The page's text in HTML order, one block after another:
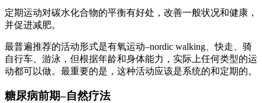
定期运动对碳水化合物的平衡有好处，改善一般状况和健康，
并促进减肥。
最普遍推荐的活动形式是有氧运动–nordic walking、快走、骑
自行车、游泳，但根据年龄和身体能力，实际上任何类型的运
动都可以做。最重要的是，这种活动应该是系统的和定期的。
糖尿病前期–自然疗法